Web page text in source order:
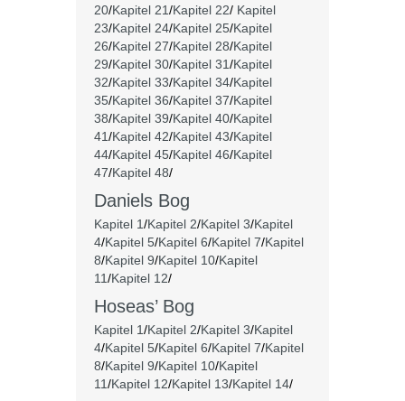
20/Kapitel 21/Kapitel 22/ Kapitel
23/Kapitel 24/Kapitel 25/Kapitel
26/Kapitel 27/Kapitel 28/Kapitel
29/Kapitel 30/Kapitel 31/Kapitel
32/Kapitel 33/Kapitel 34/Kapitel
35/Kapitel 36/Kapitel 37/Kapitel
38/Kapitel 39/Kapitel 40/Kapitel
41/Kapitel 42/Kapitel 43/Kapitel
44/Kapitel 45/Kapitel 46/Kapitel
47/Kapitel 48/
Daniels Bog
Kapitel 1/Kapitel 2/Kapitel 3/Kapitel
4/Kapitel 5/Kapitel 6/Kapitel 7/Kapitel
8/Kapitel 9/Kapitel 10/Kapitel
11/Kapitel 12/
Hoseas’ Bog
Kapitel 1/Kapitel 2/Kapitel 3/Kapitel
4/Kapitel 5/Kapitel 6/Kapitel 7/Kapitel
8/Kapitel 9/Kapitel 10/Kapitel
11/Kapitel 12/Kapitel 13/Kapitel 14/